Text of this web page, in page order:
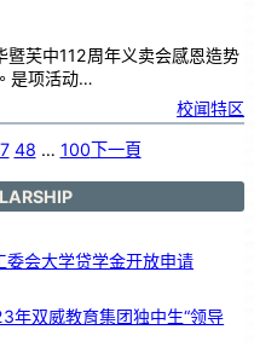
芙中112周年义卖会感恩造势
是项活动…
校闻特区
48 … 100下一頁
委会大学贷学金开放申请
年双威教育集团独中生“领导